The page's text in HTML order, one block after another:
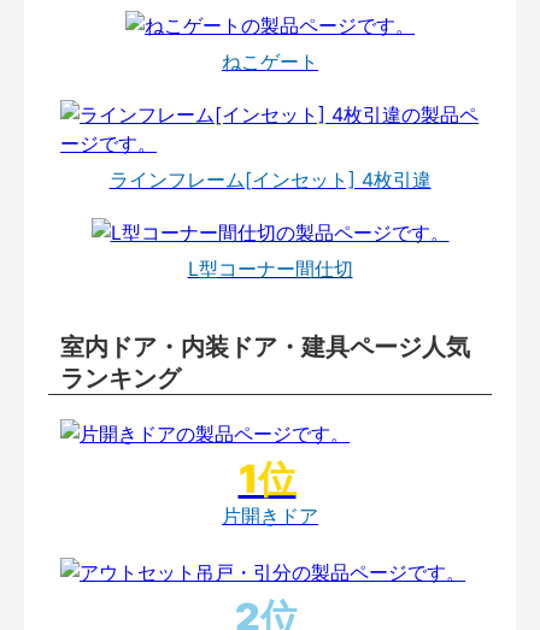
ねこゲート
ラインフレーム[インセット] 4枚引違
L型コーナー間仕切
室内ドア・内装ドア・建具ページ人気
ランキング
片開きドア